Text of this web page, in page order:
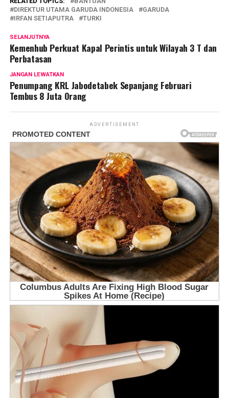
DIREKTUR UTAMA GARUDA INDONESIA
GARUDA
IRFAN SETIAPUTRA
TURKI
SELANJUTNYA
Kemenhub Perkuat Kapal Perintis untuk Wilayah 3 T dan
Perbatasan
JANGAN LEWATKAN
Penumpang KRL Jabodetabek Sepanjang Februari
Tembus 8 Juta Orang
ADVERTISEMENT